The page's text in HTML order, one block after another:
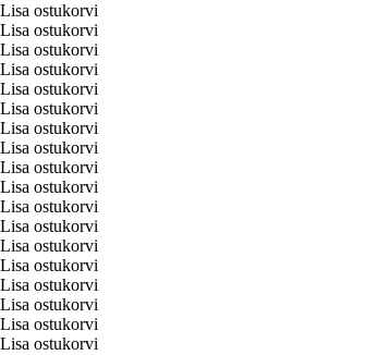
Lisa ostukorvi
Lisa ostukorvi
Lisa ostukorvi
Lisa ostukorvi
Lisa ostukorvi
Lisa ostukorvi
Lisa ostukorvi
Lisa ostukorvi
Lisa ostukorvi
Lisa ostukorvi
Lisa ostukorvi
Lisa ostukorvi
Lisa ostukorvi
Lisa ostukorvi
Lisa ostukorvi
Lisa ostukorvi
Lisa ostukorvi
Lisa ostukorvi